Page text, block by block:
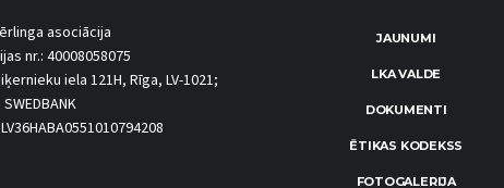
asociācija
nr.: 40008058075
iela 121H, Rīga, LV-1021;
JAUNUMI
LKA VALDE
DOKUMENTI
ĒTIKAS KODEKSS
FOTOGALERIJA